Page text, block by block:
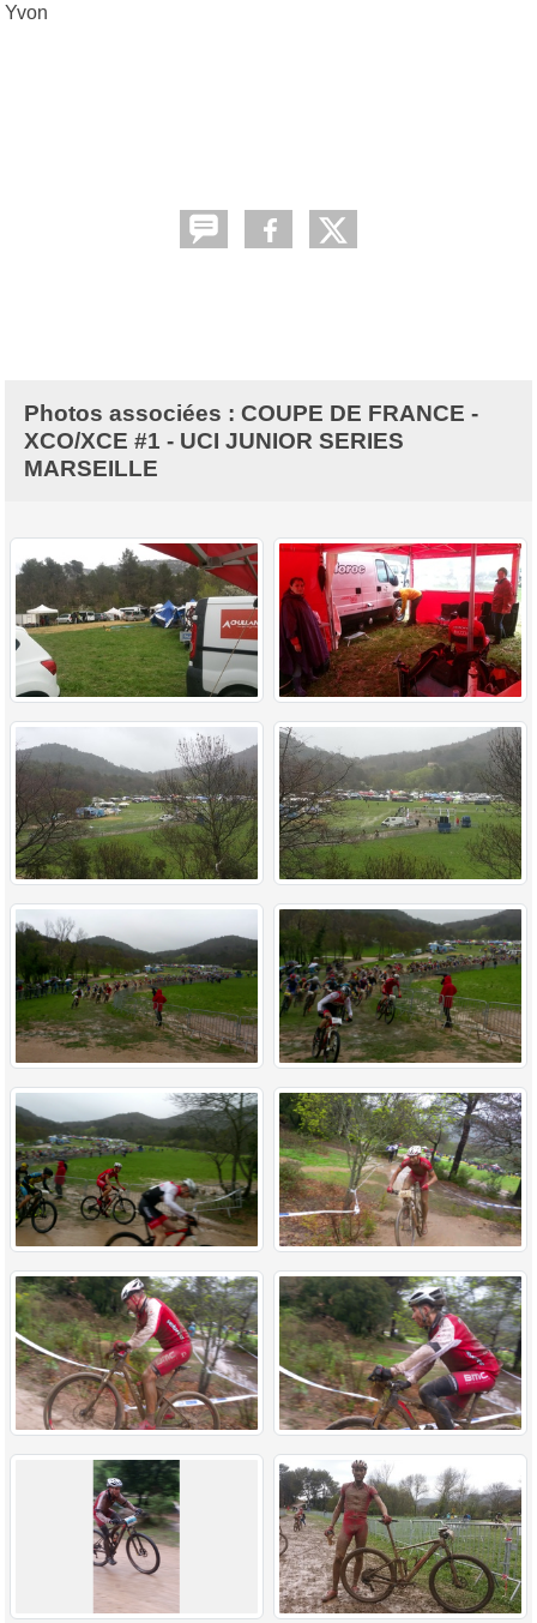
Yvon
Photos associées : COUPE DE FRANCE -
XCO/XCE #1 - UCI JUNIOR SERIES
MARSEILLE